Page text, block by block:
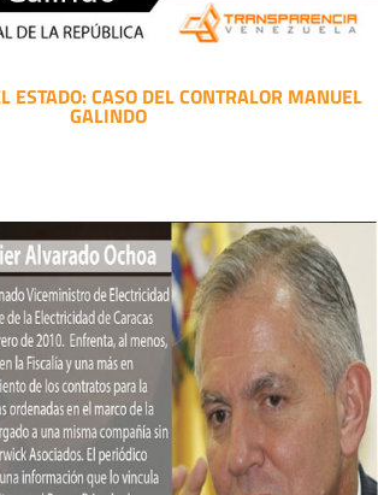
ESTADO: CASO DEL CONTRALOR MANUEL
GALINDO